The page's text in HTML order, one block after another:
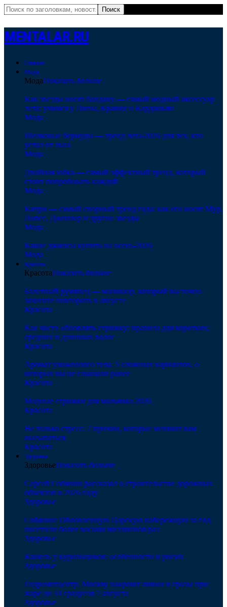
MENTALAR.RU
Главная
Мода
МодаПоказать больше
Как звезды носят бандану — самый модный аксессуар
лета: учимся у Липы, Кравиц и Кардашьян
Мода
Шелковые бермуды — тренд лета-2026 для тех, кто
устал от льна
Мода
Двойная юбка — самый эффектный тренд, который
стоит попробовать каждой
Мода
Капри — самый спорный тренд года: как его носят Мур,
Лопес, Дженнер и другие звезды
Мода
Какие джинсы купить на осень-2026
Мода
Красота
КрасотаПоказать больше
Балетный румянец — маникюр, который вы точно
захотите повторить в августе
Красота
Как часто обновлять стрижку: правила для коротких,
средних и длинных волос
Красота
Аромат ухоженного тела: 5 сложных вариантов, о
которых вы не слышали ранее
Красота
Модные стрижки для мальчика 2026
Красота
Не только стресс: 7 причин, которые мешают вам
высыпаться
Красота
Здоровье
ЗдоровьеПоказать больше
Сергей Собянин рассказал о строительстве дорожных
объектов в 2026 году
Здоровье
Собянин: Обновленную Царскую набережную за год
посетили более восьми миллионов раз
Здоровье
Кашель у курильщиков: особенности и риски
Здоровье
Гидрометцентр: Москву накроют ливни и грозы при
жаре до 34 градусов 7 августа
Здоровье